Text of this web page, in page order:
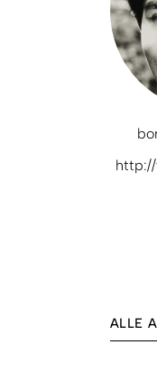
ALLE